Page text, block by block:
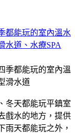
都能玩的室內溫水
水道、水療SPA
冬天都能玩平鎮室
戲水的地方，提供
雨天都能玩之外，